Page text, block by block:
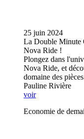
25 juin 2024
La Double Minute
Nova Ride !
Plongez dans
Nova Ride, et
domaine des
Pauline Rivière
voir
Economie de